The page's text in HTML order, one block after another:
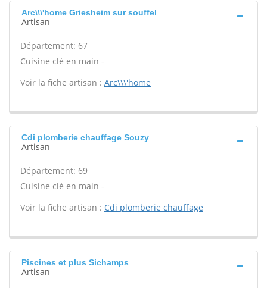
Arc\\\'home Griesheim sur souffel
Artisan
Département: 67
Cuisine clé en main -
Voir la fiche artisan : Arc\\\'home
Cdi plomberie chauffage Souzy
Artisan
Département: 69
Cuisine clé en main -
Voir la fiche artisan : Cdi plomberie chauffage
Piscines et plus Sichamps
Artisan